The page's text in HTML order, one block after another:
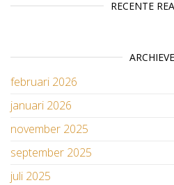
RECENTE
februari 2026
januari 2026
november 2025
september 2025
juli 2025